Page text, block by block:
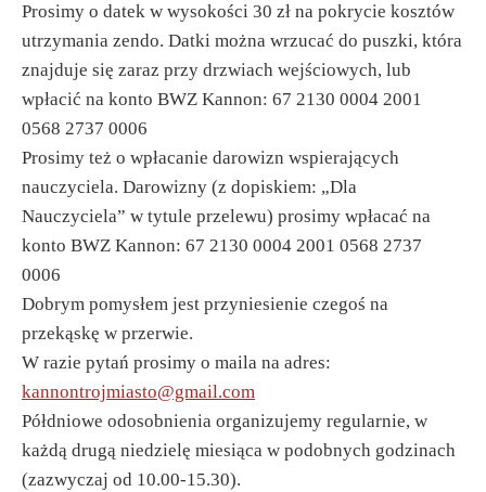
Prosimy o datek w wysokości 30 zł na pokrycie kosztów
utrzymania zendo. Datki można wrzucać do puszki, która
znajduje się zaraz przy drzwiach wejściowych, lub
wpłacić na konto BWZ Kannon: 67 2130 0004 2001
0568 2737 0006
Prosimy też o wpłacanie darowizn wspierających
nauczyciela. Darowizny (z dopiskiem: „Dla
Nauczyciela” w tytule przelewu) prosimy wpłacać na
konto BWZ Kannon: 67 2130 0004 2001 0568 2737
0006
Dobrym pomysłem jest przyniesienie czegoś na
przekąskę w przerwie.
W razie pytań prosimy o maila na adres:
kannontrojmiasto@gmail.com
Półdniowe odosobnienia organizujemy regularnie, w
każdą drugą niedzielę miesiąca w podobnych godzinach
(zazwyczaj od 10.00-15.30).